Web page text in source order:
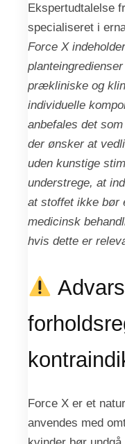
Ekspertudtalelse
specialiseret i
Force X
prækliniske og
individuelle
anbefales det
der ønsker at
uden kunstige
understrege, at
at stoffet ikke bør
medicinsk
hvis dette er
Force X er et
anvendes med